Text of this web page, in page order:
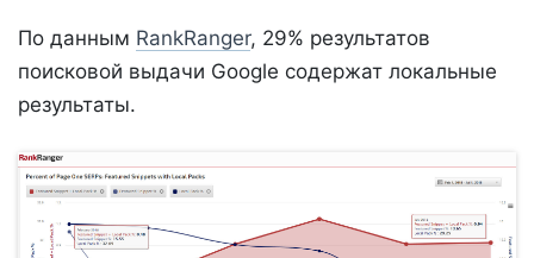
По данным RankRanger, 29% результатов
поисковой выдачи Google содержат локальные
результаты.